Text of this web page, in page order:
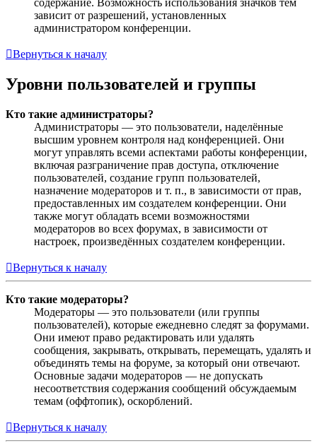
зависит от разрешений, установленных
администратором конференции.
Вернуться к началу
Уровни пользователей и группы
Кто такие администраторы?
Администраторы — это пользователи, наделённые
высшим уровнем контроля над конференцией. Они
могут управлять всеми аспектами работы конференции,
включая разграничение прав доступа, отключение
пользователей, создание групп пользователей,
назначение модераторов и т. п., в зависимости от прав,
предоставленных им создателем конференции. Они
также могут обладать всеми возможностями
модераторов во всех форумах, в зависимости от
настроек, произведённых создателем конференции.
Вернуться к началу
Кто такие модераторы?
Модераторы — это пользователи (или группы
пользователей), которые ежедневно следят за форумами.
Они имеют право редактировать или удалять
сообщения, закрывать, открывать, перемещать, удалять и
объединять темы на форуме, за который они отвечают.
Основные задачи модераторов — не допускать
несоответствия содержания сообщений обсуждаемым
темам (оффтопик), оскорблений.
Вернуться к началу